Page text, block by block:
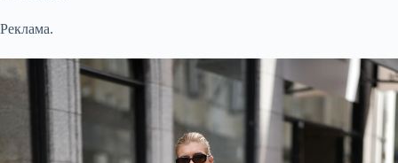
Реклама.